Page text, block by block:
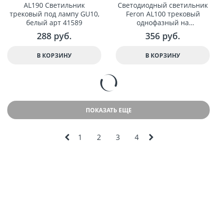
AL190 Светильник
трековый под лампу GU10,
белый арт 41589
288 руб.
В КОРЗИНУ
Светодиодный светильник
Feron AL100 трековый
однофазный на
шинопровод 12W 2700K
1080 Lm, 35 градусов,
356 руб.
В КОРЗИНУ
ПОКАЗАТЬ ЕЩЕ
1 2 3 4